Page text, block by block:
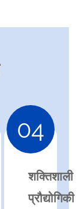
04
शक्तिशाली
प्रौद्योगिकी